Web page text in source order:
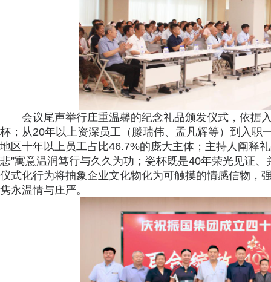
会议尾声举行庄重温馨的纪念礼品颁发仪式，依据
杯；从20年以上资深员工（滕瑞伟、孟凡辉等）到入职
地区十年以上员工占比46.7%的庞大主体；主持人阐释
悲”寓意温润笃行与久久为功；瓷杯既是40年荣光见证
仪式化行为将抽象企业文化物化为可触摸的情感信物，
隽永温情与庄严。